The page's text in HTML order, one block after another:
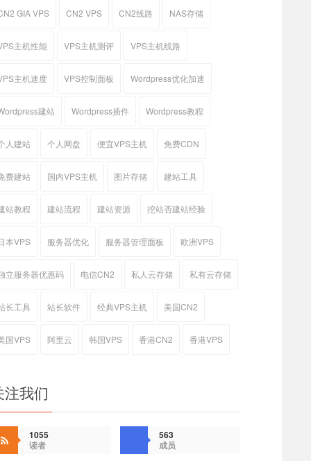
GIA VPS CN2 VPS CN2线路 NAS存储
主机性能 VPS主机测评 VPS主机线路
主机速度 VPS控制面板 Wordpress优化加速
建站 Wordpress插件 Wordpress教程
人建站 个人网盘 便宜VPS主机 免费CDN
费建站 国内VPS主机 图片存储 建站工具
站教程 建站流程 建站资源 挖站否建站经验
本VPS 服务器优化 服务器管理面板 欧洲VPS
立服务器优惠码 电信CN2 私人云存储 私有云存储
长工具 站长软件 经典VPS主机 美国CN2
国VPS 阿里云 韩国VPS 香港CN2 香港VPS
注我们
1055
读者
563
成员